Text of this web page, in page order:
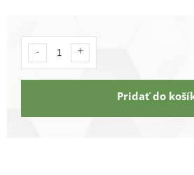
Pridať do